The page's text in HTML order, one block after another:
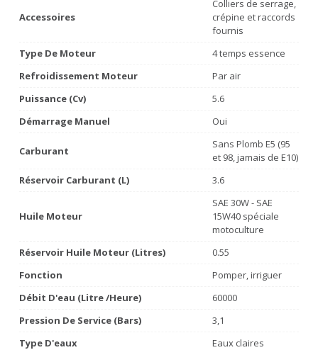
Accessoires
Colliers de serrage,
crépine et raccords
fournis
Type De Moteur
4 temps essence
Refroidissement Moteur
Par air
Puissance (Cv)
5.6
Démarrage Manuel
Oui
Carburant
Sans Plomb E5 (95
et 98, jamais de E10)
Réservoir Carburant (L)
3.6
Huile Moteur
SAE 30W - SAE
15W40 spéciale
motoculture
Réservoir Huile Moteur (litres)
0.55
Fonction
Pomper, irriguer
Débit D'eau (litre /heure)
60000
Pression De Service (bars)
3,1
Type D'eaux
Eaux claires